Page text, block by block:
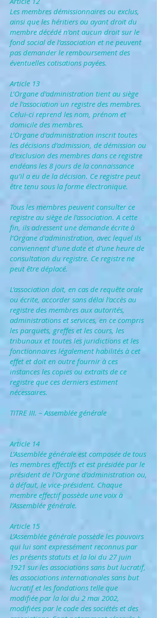
Les membres démissionnaires ou exclus,
ainsi que les héritiers ou ayant droit du
membre décédé n’ont aucun droit sur le
fond social de l’association et ne peuvent
pas demander le remboursement des
éventuelles cotisations payées.
Article 13
L’Organe d’administration tient au siège
de l’association un registre des membres.
Celui-ci reprend les nom, prénom et
domicile des membres.
L’Organe d’administration inscrit toutes
les décisions d’admission, de démission ou
d’exclusion des membres dans ce registre
endéans les 8 jours de la connaissance
qu’il a eu de la décision. Ce registre peut
être tenu sous la forme électronique.
Tous les membres peuvent consulter ce
registre au siège de l’association. A cette
fin, ils adressent une demande écrite à
l’Organe d’administration, avec lequel ils
conviennent d’une date et d’une heure de
consultation du registre. Ce registre ne
peut être déplacé.
L’association doit, en cas de requête orale
ou écrite, accorder sans délai l’accès au
registre des membres aux autorités,
administrations et services, en ce compris
les parquets, greffes et les cours, les
tribunaux et toutes les juridictions et les
fonctionnaires légalement habilités à cet
effet et doit en outre fournir à ces
instances les copies ou extraits de ce
registre que ces derniers estiment
nécessaires.
TITRE III. – Assemblée générale
Article 14
L’Assemblée générale est composée de tous
les membres effectifs et est présidée par le
président de l’Organe d’administration ou,
à défaut, le vice-président. Chaque
membre effectif possède une voix à
l’Assemblée générale.
Article 15
L’Assemblée générale possède les pouvoirs
qui lui sont expressément reconnus par
les présents statuts et la loi du 27 juin
1921 sur les associations sans but lucratif,
les associations internationales sans but
lucratif et les fondations telle que
modifiée par la loi du 2 mai 2002,
modifiées par le code des sociétés et des